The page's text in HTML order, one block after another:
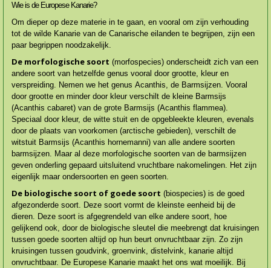
Wie is de Europese Kanarie?
Om dieper op deze materie in te gaan, en vooral om zijn verhou­ding
tot de wilde Kanarie van de Canarische eilanden te begrijpen, zijn een
paar begrippen noodzakelijk.
De morfologische soort (morfospecies) onderscheidt zich van een
andere soort van hetzelfde genus vooral door grootte, kleur en
verspreiding. Nemen we het genus Acanthis, de Barmsijzen. Vooral
door grootte en minder door kleur verschilt de kleine Barmsijs
(Acanthis cabaret) van de grote Barmsijs (Acanthis flammea).
Speciaal door kleur, de witte stuit en de opgebleekte kleuren, evenals
door de plaats van voorkomen (arctische gebieden), verschilt de
witstuit Barmsijs (Acanthis hornemanni) van alle andere soorten
barmsijzen. Maar al deze morfologische soorten van de barmsijzen
geven onderling gepaard uitsluitend vruchtbare nakome­lingen. Het zijn
eigenlijk maar ondersoorten en geen soorten.
De biologische soort of goede soort (biospecies) is de goed
afgezonderde soort. Deze soort vormt de kleinste eenheid bij de
dieren. Deze soort is afgegrendeld van elke andere soort, hoe
gelijkend ook, door de biologische sleutel die meebrengt dat kruisingen
tussen goede soorten altijd op hun beurt onvruchtbaar zijn. Zo zijn
kruisingen tussen goudvink, groenvink, distelvink, kanarie altijd
onvruchtbaar. De Europese Kanarie maakt het ons wat moeilijk. Bij